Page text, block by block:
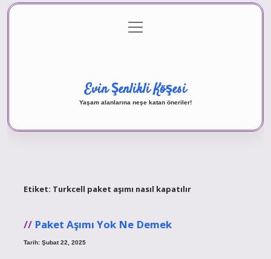
Gizlilik Politikası
menüyü
aç
Evin Şenlikli Köşesi
Yaşam alanlarına neşe katan öneriler!
Etiket: Turkcell paket aşımı nasıl kapatılır
Paket Aşımı Yok Ne Demek
Tarih: Şubat 22, 2025